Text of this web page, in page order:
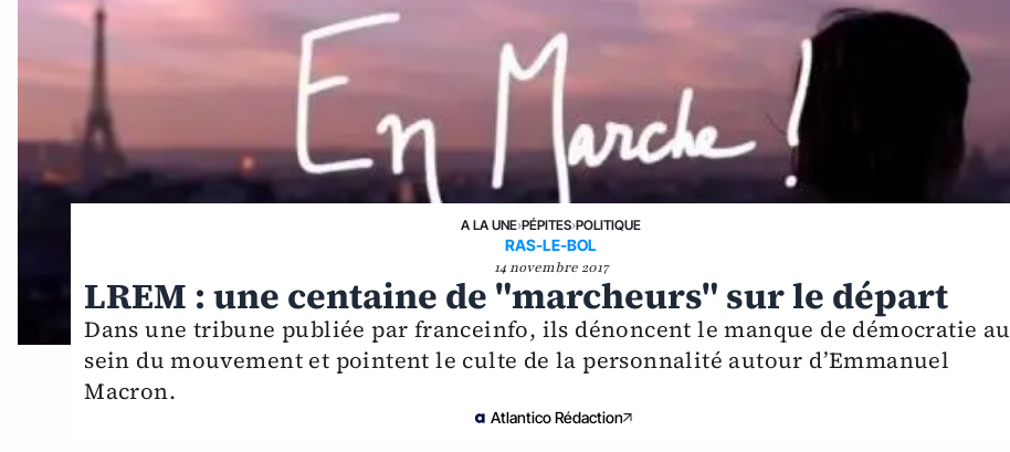
A LA UNE›PÉPITES›POLITIQUE
RAS-LE-BOL
14 novembre 2017
LREM : une centaine de "marcheurs" sur le départ
Dans une tribune publiée par franceinfo, ils dénoncent le manque de démocratie au
sein du mouvement et pointent le culte de la personnalité autour d’Emmanuel
Macron.
Atlantico Rédaction